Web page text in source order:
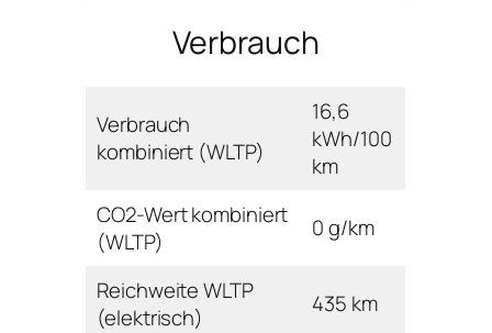
Verbrauch
Verbrauch
kombiniert (WLTP)
16,6
kWh/100
km
CO2-Wert kombiniert
(WLTP)
0 g/km
Reichweite WLTP
(elektrisch)
435 km